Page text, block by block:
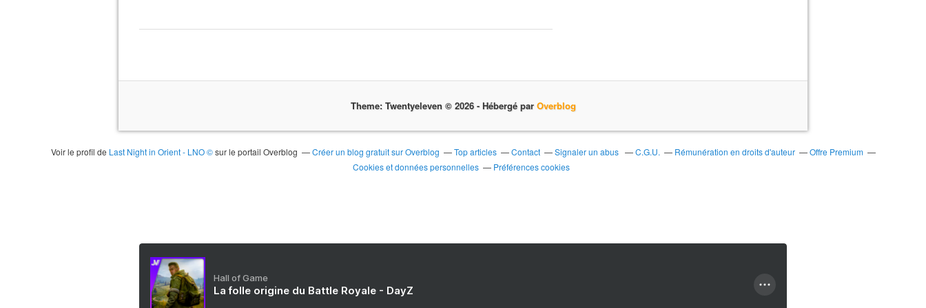
n
e
e
s
d
a
Theme: Twentyeleven © 2026 - Hébergé par Overblog
Voir le profil de Last Night in Orient - LNO ©sur le portail Overblog Créer un blog gratuit sur Overblog Top articles Contact Signaler un abus C.G.U. Rémunération en droits d'auteur
Offre Premium
Cookies et données personnelles
Préférences cookies
Hall of Game
La folle origine du Battle Royale - DayZ